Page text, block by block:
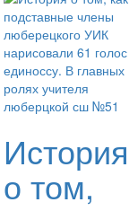
История
о том,